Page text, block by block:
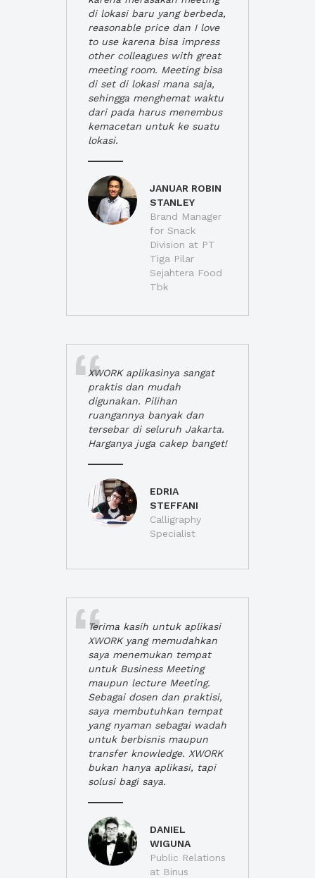
di lokasi baru yang berbeda,
reasonable price dan I love
to use karena bisa impress
other colleagues with great
meeting room. Meeting bisa
di set di lokasi mana saja,
sehingga menghemat waktu
dari pada harus menembus
kemacetan untuk ke suatu
lokasi.
JANUAR ROBIN
STANLEY
Brand Manager
for Snack
Division at PT
Tiga Pilar
Sejahtera Food
Tbk
XWORK aplikasinya sangat
praktis dan mudah
digunakan. Pilihan
ruangannya banyak dan
tersebar di seluruh Jakarta.
Harganya juga cakep banget!
EDRIA
STEFFANI
Calligraphy
Specialist
Terima kasih untuk aplikasi
XWORK yang memudahkan
saya menemukan tempat
untuk Business Meeting
maupun lecture Meeting.
Sebagai dosen dan praktisi,
saya membutuhkan tempat
yang nyaman sebagai wadah
untuk berbisnis maupun
transfer knowledge. XWORK
bukan hanya aplikasi, tapi
solusi bagi saya.
DANIEL
WIGUNA
Public Relations
at Binus